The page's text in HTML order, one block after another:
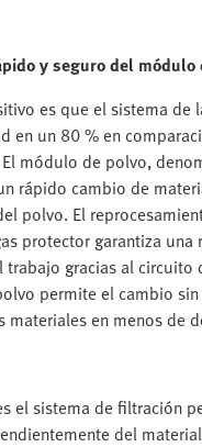
y seguro del módulo
es que el sistema de
en un 80 % en
módulo de polvo,
rápido cambio de
polvo. El
protector garantiza una
trabajo gracias al circuito
permite el cambio
materiales en menos de
el sistema de filtración
del